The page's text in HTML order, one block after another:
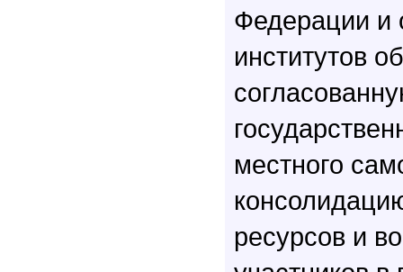
Федерации и
институтов
местного
ресурсов и